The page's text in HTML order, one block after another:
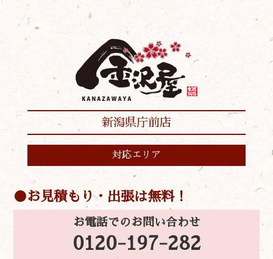
新潟県庁前店
対応エリア
お見積もり・出張は無料！
お電話でのお問い合わせ
0120-197-282